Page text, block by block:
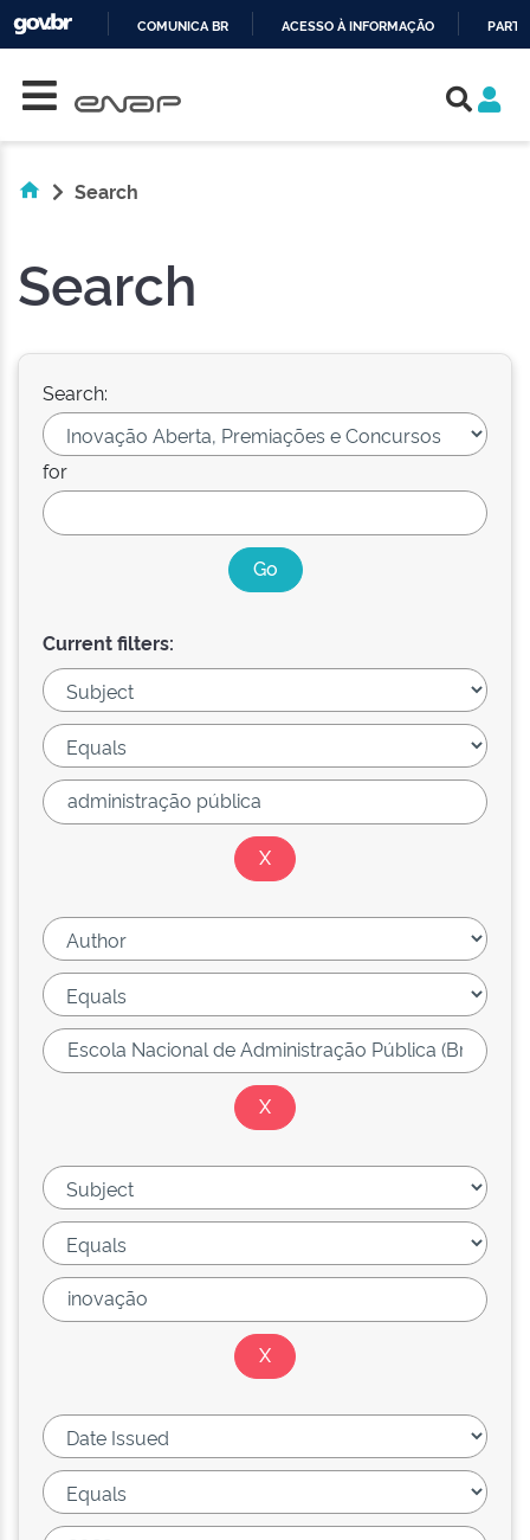
COMUNICA BR ACESSO À INFORMAÇÃO
Search
Search
Search:
for
Current filters: